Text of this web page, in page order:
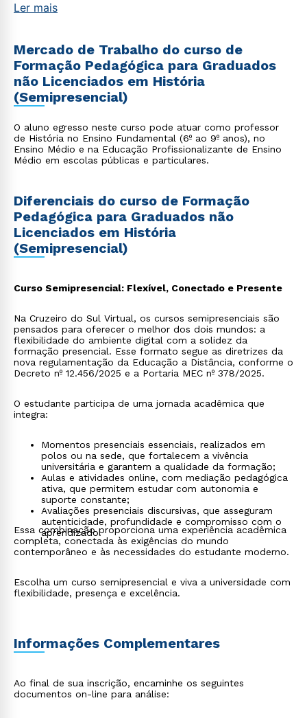
Ler mais
Mercado de Trabalho do curso de
Formação Pedagógica para Graduados
não Licenciados em História
(Semipresencial)
O aluno egresso neste curso pode atuar como professor
de História no Ensino Fundamental (6º ao 9º anos), no
Ensino Médio e na Educação Profissionalizante de Ensino
Médio em escolas públicas e particulares.
Diferenciais do curso de Formação
Pedagógica para Graduados não
Licenciados em História
(Semipresencial)
Curso Semipresencial: Flexível, Conectado e Presente
Na Cruzeiro do Sul Virtual, os cursos semipresenciais são
pensados para oferecer o melhor dos dois mundos: a
flexibilidade do ambiente digital com a solidez da
formação presencial. Esse formato segue as diretrizes da
nova regulamentação da Educação a Distância, conforme o
Decreto nº 12.456/2025 e a Portaria MEC nº 378/2025.
O estudante participa de uma jornada acadêmica que
integra:
Momentos presenciais essenciais, realizados em
polos ou na sede, que fortalecem a vivência
universitária e garantem a qualidade da formação;
Aulas e atividades online, com mediação pedagógica
ativa, que permitem estudar com autonomia e
suporte constante;
Avaliações presenciais discursivas, que asseguram
autenticidade, profundidade e compromisso com o
aprendizado.
Essa combinação proporciona uma experiência acadêmica
completa, conectada às exigências do mundo
contemporâneo e às necessidades do estudante moderno.
Escolha um curso semipresencial e viva a universidade com
flexibilidade, presença e excelência.
Informações Complementares
Ao final de sua inscrição, encaminhe os seguintes
documentos on-line para análise: